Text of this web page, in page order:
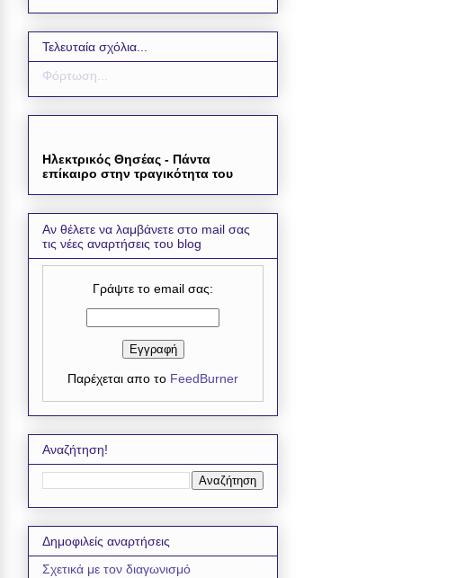
Τελευταία σχόλια...
Φόρτωση...
Ηλεκτρικός Θησέας - Πάντα
επίκαιρο στην τραγικότητα του
Αν θέλετε να λαμβάνετε στο mail σας
τις νέες αναρτήσεις του blog
Γράψτε το email σας:
Παρέχεται απο το FeedBurner
Αναζήτηση!
Δημοφιλείς αναρτήσεις
Σχετικά με τον διαγωνισμό